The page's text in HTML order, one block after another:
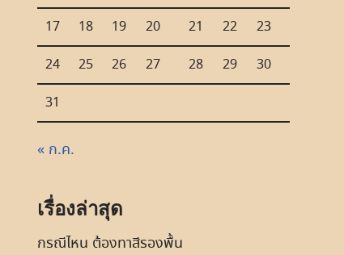
17 18 19 20 21 22 23
24 25 26 27 28 29 30
31
« ก.ค.
เรื่องล่าสุด
กรณีไหน ต้องทาสีรองพื้น